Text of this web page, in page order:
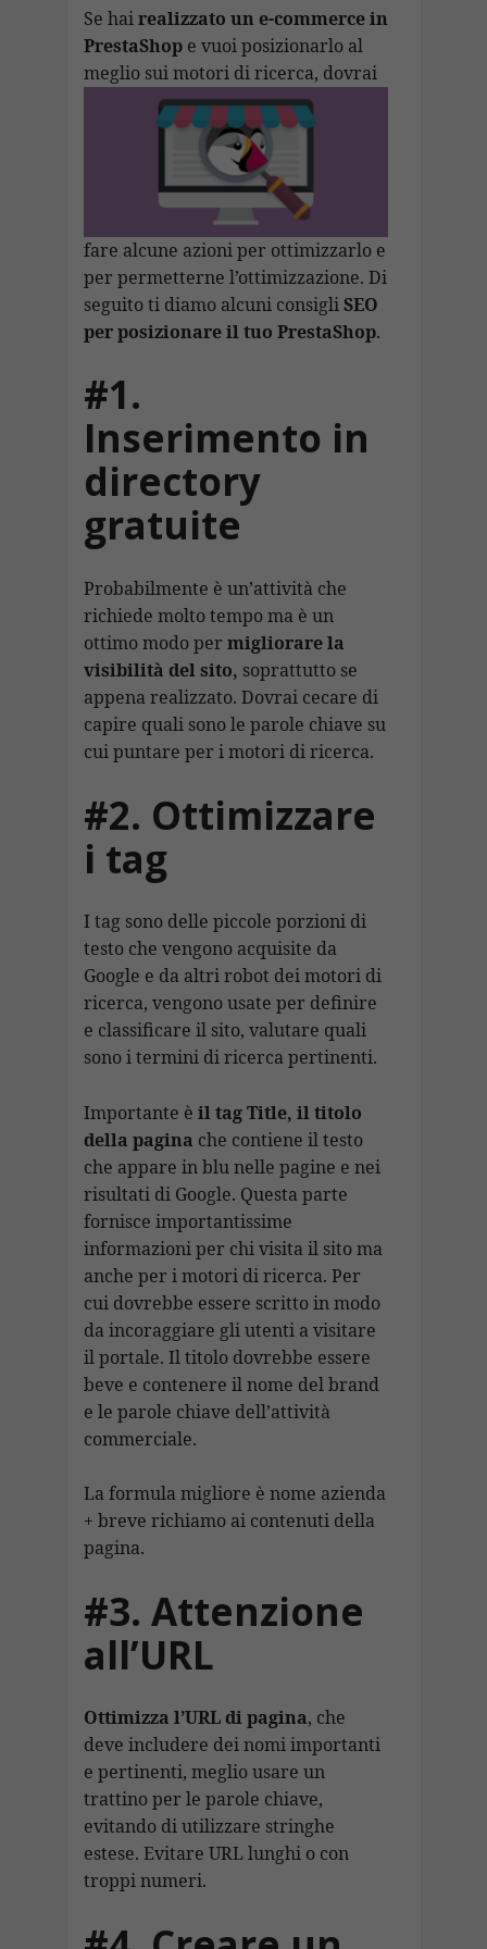
b
o
o
s
A
p
p
gr
a
m
e
dI
n
p
c
h
l
ai
l
p
y
Li
n
n
di
vi
di
Se hairealizzato un e-commerce in
PrestaShope vuoi posizionarlo al
meglio sui motori di ricerca, dovrai
fare alcune azioni per ottimizzarlo e
per permetterne l’ottimizzazione. Di
seguito ti diamo alcuni consigliSEO
per posizionare il tuo PrestaShop.
#1.
Inserimento in
directory
gratuite
Probabilmente è un’attività che
richiede molto tempo ma è un
ottimo modo per migliorare la
visibilità del sito, soprattutto se
appena realizzato. Dovrai cecare di
capire quali sono le parole chiave su
cui puntare per i motori di ricerca.
#2. Ottimizzare
i tag
I tag sono delle piccole porzioni di
testo che vengono acquisite da
Google e da altri robot dei motori di
ricerca, vengono usate per definire
e classificare il sito, valutare quali
sono i termini di ricerca pertinenti.
Importante è il tag Title, il titolo
della pagina che contiene il testo
che appare in blu nelle pagine e nei
risultati di Google. Questa parte
fornisce importantissime
informazioni per chi visita il sito ma
anche per i motori di ricerca. Per
cui dovrebbe essere scritto in modo
da incoraggiare gli utenti a visitare
il portale. Il titolo dovrebbe essere
beve e contenere il nome del brand
e le parole chiave dell’attività
commerciale.
La formula migliore è nome azienda
+ breve richiamo ai contenuti della
pagina.
#3. Attenzione
all’URL
Ottimizza l’URL di pagina, che
deve includere dei nomi importanti
e pertinenti, meglio usare un
trattino per le parole chiave,
evitando di utilizzare stringhe
estese. Evitare URL lunghi o con
troppi numeri.